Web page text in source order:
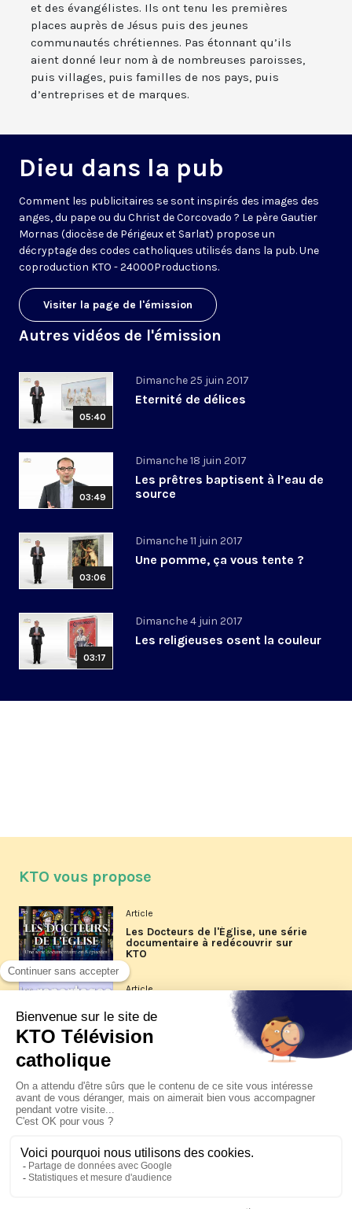
et des évangélistes. Ils ont tenu les premières
places auprès de Jésus puis des jeunes
communautés chrétiennes. Pas étonnant qu’ils
aient donné leur nom à de nombreuses paroisses,
puis villages, puis familles de nos pays, puis
d’entreprises et de marques.
Dieu dans la pub
Comment les publicitaires se sont inspirés des images des
anges, du pape ou du Christ de Corcovado ? Le père Gautier
Mornas (diocèse de Périgeux et Sarlat) propose un
décryptage des codes catholiques utilisés dans la pub. Une
coproduction KTO - 24000Productions.
Visiter la page de l'émission
Autres vidéos de l'émission
05:40
Dimanche 25 juin 2017
Eternité de délices
03:49
Dimanche 18 juin 2017
Les prêtres baptisent à l’eau de
source
03:06
Dimanche 11 juin 2017
Une pomme, ça vous tente ?
03:17
Dimanche 4 juin 2017
Les religieuses osent la couleur
KTO vous propose
Article
Les Docteurs de l'Église, une série
documentaire à redécouvrir sur
KTO
Article
Les reportages d'été 2026 de KTO
La visite pastorale du pape Léon
XIV à Assise à suivre sur KTO le
jeudi 6 août
Le pape en Uruguay, Argentine et
Pérou du 6 au 17 novembre 2026